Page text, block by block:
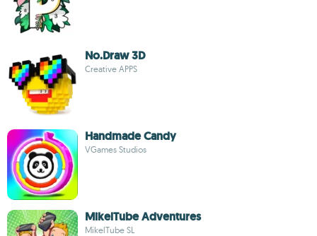
No.Draw 3D
Creative APPS
Handmade Candy
VGames Studios
MikelTube Adventures
MikelTube SL